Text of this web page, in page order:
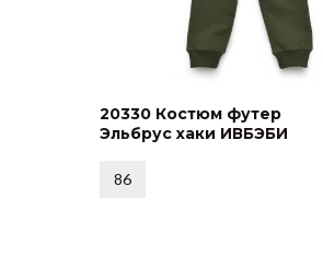
20330 Костюм футер
Эльбрус хаки ИВБЭБИ
86